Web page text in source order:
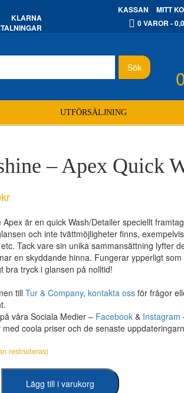
KASSAN
MITT
0 VAROR
Sök
UTFÖRSÄLJNING
– Apex Quick
kr
Apex är en quick Wash/Detailer speciellt
och inte tvättmöjligheter finns,
Tack vare sin unika sammansättning lyfter
en skyddande hinna. Fungerar ypperligt som
bra tryck i glansen på nolltid!
till Tur & Company, kontakta ossför frågor
våra Sociala Medier – Facebook& Instagram
med coola priser och de senaste
restnoteras)
Lägg till i varukorg